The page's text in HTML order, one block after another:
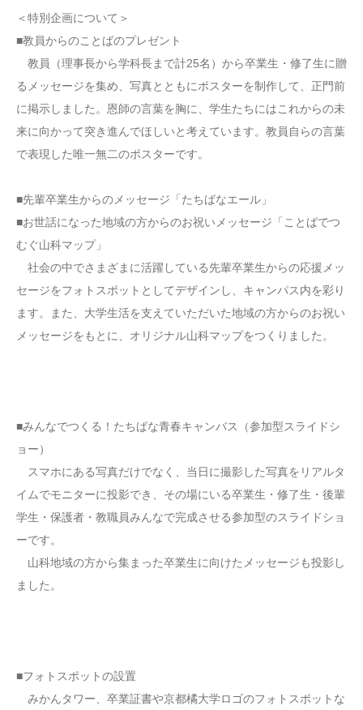
＜特別企画について＞
■教員からのことばのプレゼント
教員（理事長から学科長まで計25名）から卒業生・修了生に贈
るメッセージを集め、写真とともにポスターを制作して、正門前
に掲示しました。恩師の言葉を胸に、学生たちにはこれからの未
来に向かって突き進んでほしいと考えています。教員自らの言葉
で表現した唯一無二のポスターです。
■先輩卒業生からのメッセージ「たちばなエール」
■お世話になった地域の方からのお祝いメッセージ「ことばでつ
むぐ山科マップ」
社会の中でさまざまに活躍している先輩卒業生からの応援メッ
セージをフォトスポットとしてデザインし、キャンパス内を彩り
ます。また、大学生活を支えていただいた地域の方からのお祝い
メッセージをもとに、オリジナル山科マップをつくりました。
■みんなでつくる！たちばな青春キャンバス（参加型スライドシ
ョー）
スマホにある写真だけでなく、当日に撮影した写真をリアルタ
イムでモニターに投影でき、その場にいる卒業生・修了生・後輩
学生・保護者・教職員みんなで完成させる参加型のスライドショ
ーです。
山科地域の方から集まった卒業生に向けたメッセージも投影し
ました。
■フォトスポットの設置
みかんタワー、卒業証書や京都橘大学ロゴのフォトスポットな